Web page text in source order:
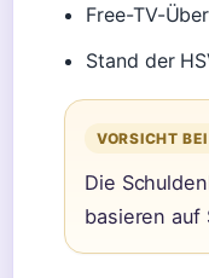
Free-TV-
Stand der
VORSICHT
Die
basieren auf